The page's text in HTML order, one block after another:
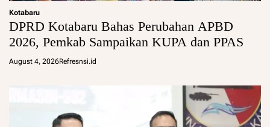
Kotabaru
DPRD Kotabaru Bahas Perubahan APBD
2026, Pemkab Sampaikan KUPA dan PPAS
August 4, 2026Refresnsi.id